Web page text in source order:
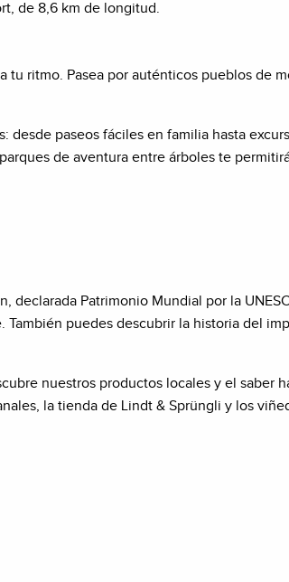
de 8,6 km de longitud.
ritmo. Pasea por auténticos pueblos de
paseos fáciles en familia hasta
de aventura entre árboles te
declarada Patrimonio Mundial por la
puedes descubrir la historia del
nuestros productos locales y el saber
la tienda de Lindt & Sprüngli y los